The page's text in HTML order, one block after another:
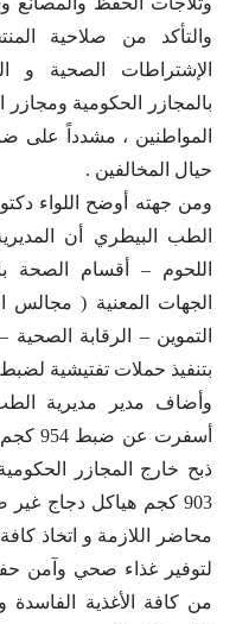
والتأكد من صلاحية
الإشتراطات الصحية و
بالمجازر الحكومية
المواطنين ، مشدداً على
حيال المخالفين .
ومن جهته أوضح اللواء
الطب البيطري أن
اللحوم – أقسام الصحة
الجهات المعنية ( مجالس
التموين – الرقابة الصحية
بتنفيذ حملات تفتيشية
وأضاف مدير مديرية
903 كجم هياكل دجاج غير
محاضر اللازمة و اتخاذ كافة
لتوفير غذاء صحي وآمن
من كافة الأغذية الفاسدة